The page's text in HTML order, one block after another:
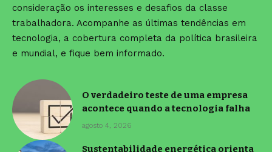
consideração os interesses e desafios da classe
trabalhadora. Acompanhe as últimas tendências em
tecnologia, a cobertura completa da política brasileira
e mundial, e fique bem informado.
O verdadeiro teste de uma empresa
acontece quando a tecnologia falha
agosto 4, 2026
Sustentabilidade energética orienta